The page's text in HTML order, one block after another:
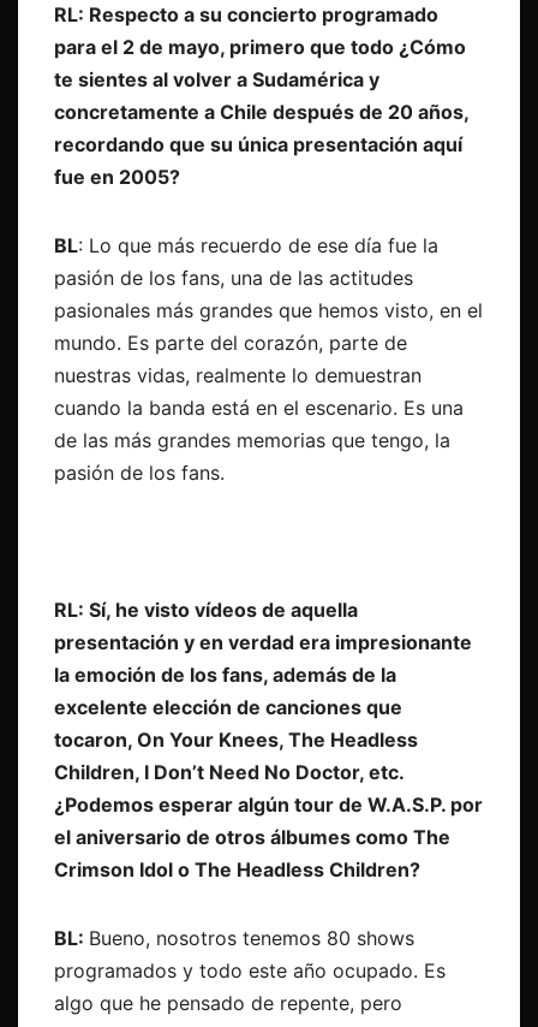
RL: Respecto a su concierto programado
para el 2 de mayo, primero que todo ¿Cómo
te sientes al volver a Sudamérica y
concretamente a Chile después de 20 años,
recordando que su única presentación aquí
fue en 2005?
BL: Lo que más recuerdo de ese día fue la
pasión de los fans, una de las actitudes
pasionales más grandes que hemos visto, en el
mundo. Es parte del corazón, parte de
nuestras vidas, realmente lo demuestran
cuando la banda está en el escenario. Es una
de las más grandes memorias que tengo, la
pasión de los fans.
RL: Sí, he visto vídeos de aquella
presentación y en verdad era impresionante
la emoción de los fans, además de la
excelente elección de canciones que
tocaron, On Your Knees, The Headless
Children, I Don’t Need No Doctor, etc.
¿Podemos esperar algún tour de W.A.S.P. por
el aniversario de otros álbumes como The
Crimson Idol o The Headless Children?
BL: Bueno, nosotros tenemos 80 shows
programados y todo este año ocupado. Es
algo que he pensado de repente, pero